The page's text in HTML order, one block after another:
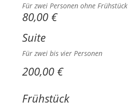
Für zwei Personen ohne Frühstück
80,00 €
Suite
Für zwei bis vier Personen
200,00 €
Frühstück